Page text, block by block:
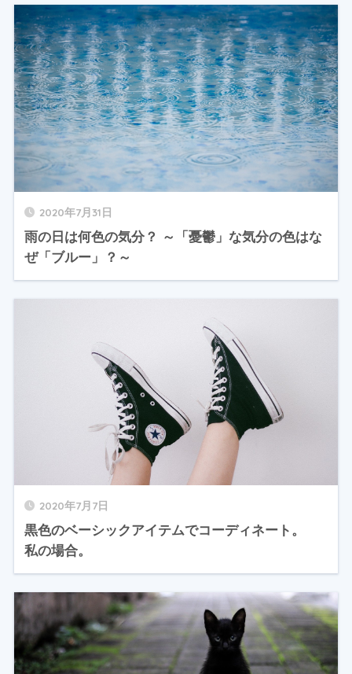
2020年7月31日
雨の日は何色の気分？ ～「憂鬱」な気分の色はな
ぜ「ブルー」？～
2020年7月7日
黒色のベーシックアイテムでコーディネート。
私の場合。